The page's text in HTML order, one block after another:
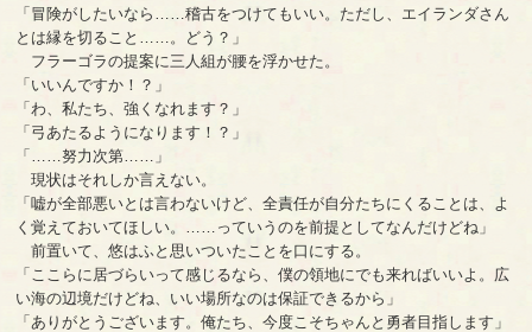
「冒険がしたいなら……稽古をつけてもいい。ただし、エイランダさん
とは縁を切ること……。どう？」
フラーゴラの提案に三人組が腰を浮かせた。
「いいんですか！？」
「わ、私たち、強くなれます？」
「弓あたるようになります！？」
「……努力次第……」
現状はそれしか言えない。
「嘘が全部悪いとは言わないけど、全責任が自分たちにくることは、よ
く覚えておいてほしい。……っていうのを前提としてなんだけどね」
前置いて、悠はふと思いついたことを口にする。
「ここらに居づらいって感じるなら、僕の領地にでも来ればいいよ。広
い海の辺境だけどね、いい場所なのは保証できるから」
「ありがとうございます。俺たち、今度こそちゃんと勇者目指します」